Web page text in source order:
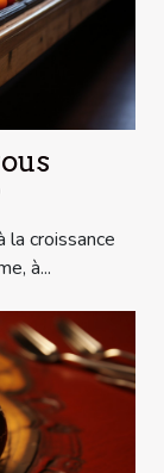
la croissance
à...